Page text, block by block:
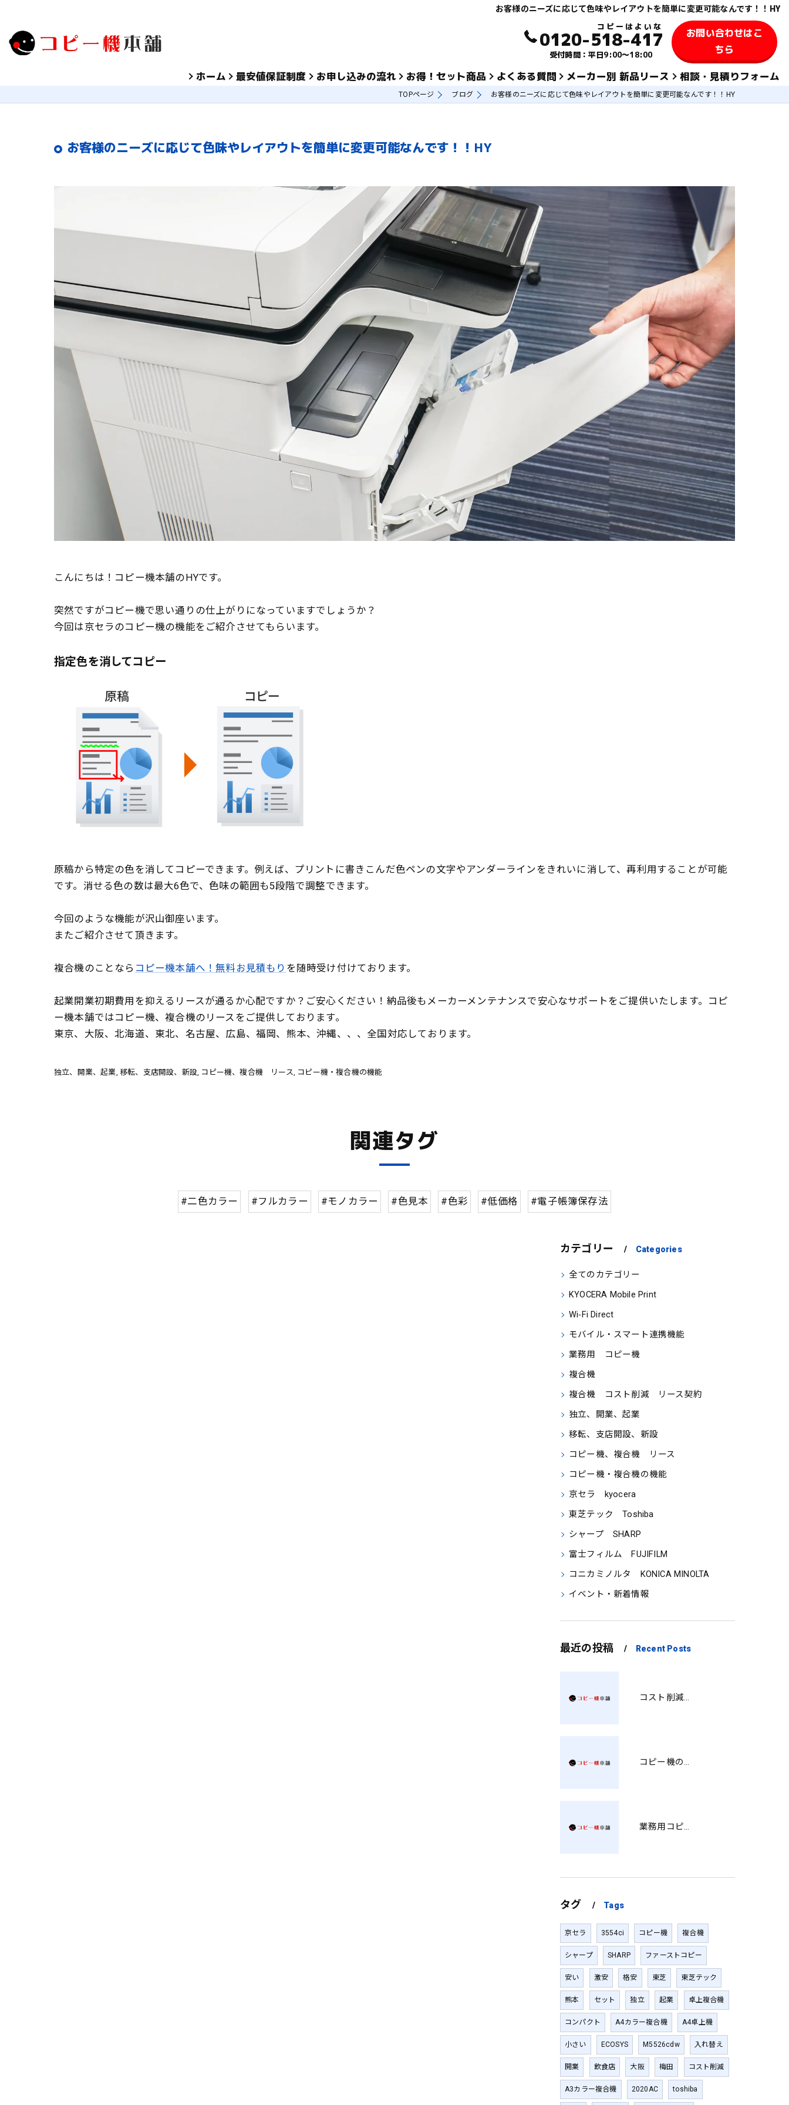
お客様のニーズに応じて色味やレイアウトを簡単に変更可能なんです！！HY
0120-518-417
受付時間：平日9:00～18:00
お問い合わせはこ
ちら
ホーム 最安値保証制度 お申し込みの流れ お得！セット商品 よくある質問 メーカー別 新品リース
KONICA MINOLTAコニカミノルタ
相談・見積りフォーム
TOPページ ブログ お客様のニーズに応じて色味やレイアウトを簡単に変更可能なんです！！HY
お客様のニーズに応じて色味やレイアウトを簡単に変更可能なんです！！HY
こんにちは！コピー機本舗のHYです。
突然ですがコピー機で思い通りの仕上がりになっていますでしょうか？
今回は京セラのコピー機の機能をご紹介させてもらいます。
指定色を消してコピー
原稿から特定の色を消してコピーできます。例えば、プリントに書きこんだ色ペンの文字やアンダーラインをきれいに消して、再利用することが可能
です。消せる色の数は最大6色で、色味の範囲も5段階で調整できます。
今回のような機能が沢山御座います。
またご紹介させて頂きます。
複合機のことなら コピー機本舗へ！無料お見積もり を随時受け付けております。
起業開業初期費用を抑えるリースが通るか心配ですか？ご安心ください！納品後もメーカーメンテナンスで安心なサポートをご提供いたします。コピ
ー機本舗ではコピー機、複合機のリースをご提供しております。
東京、大阪、北海道、東北、名古屋、広島、福岡、熊本、沖縄、、、全国対応しております。
独立、開業、起業 移転、支店開設、新設 コピー機、複合機 リース コピー機・複合機の機能
関連タグ
#二色カラー #フルカラー #モノカラー #色見本 #色彩 #低価格 #電子帳簿保存法
カテゴリー Categories
全てのカテゴリー
KYOCERA Mobile Print
Wi‑Fi Direct
モバイル・スマート連携機能
業務用 コピー機
複合機
複合機 コスト削減 リース契約
独立、開業、起業
移転、支店開設、新設
コピー機、複合機 リース
コピー機・複合機の機能
京セラ kyocera
東芝テック Toshiba
シャープ SHARP
富士フィルム FUJIFILM
コニカミノルタ KONICA MINOLTA
イベント・新着情報
最近の投稿 Recent Posts
コスト削減と視認性アップを両立する印刷術 SM
コピー機の製品情報を徹底比較導入コストから使い勝手まで解説
業務用コピー機の中古選び方と徳島県でお得に導入する費用相場ガイド YY
タグ Tags
京セラ 3554ci コピー機 複合機
シャープ SHARP ファーストコピー
安い 激安 格安 東芝 東芝テック
熊本 セット 独立 起業 卓上複合機
コンパクト A4カラー複合機 A4卓上機
小さい ECOSYS M5526cdw 入れ替え
開業 飲食店 大阪 梅田 コスト削減
A3カラー複合機 2020AC toshiba